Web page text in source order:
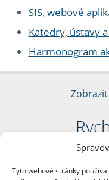
Tyto webové stránky
SIS, webové
Katedry, ústavy
Harmonogram
nám.